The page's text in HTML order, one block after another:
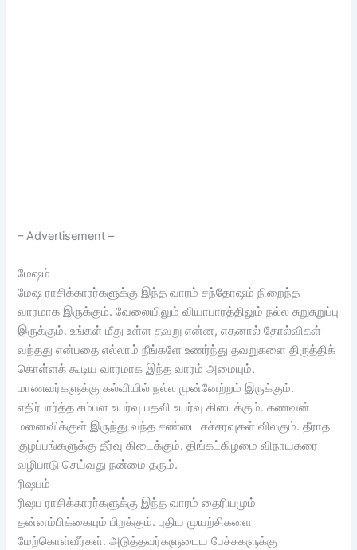
– Advertisement –
மேஷம்
மேஷ ராசிக்காரர்களுக்கு இந்த வாரம் சந்தோஷம் நிறைந்த
வாரமாக இருக்கும். வேலையிலும் வியாபாரத்திலும் நல்ல சுறுசுறுப்பு
இருக்கும். உங்கள் மீது உள்ள தவறு என்ன, எதனால் தோல்விகள்
வந்தது என்பதை எல்லாம் நீங்களே உணர்ந்து தவறுகளை திருத்திக்
கொள்ளக் கூடிய வாரமாக இந்த வாரம் அமையும்.
மாணவர்களுக்கு கல்வியில் நல்ல முன்னேற்றம் இருக்கும்.
எதிர்பார்த்த சம்பள உயர்வு பதவி உயர்வு கிடைக்கும். கணவன்
மனைவிக்குள் இருந்து வந்த சண்டை சச்சரவுகள் விலகும். தீராத
குழப்பங்களுக்கு தீர்வு கிடைக்கும். திங்கட்கிழமை விநாயகரை
வழிபாடு செய்வது நன்மை தரும்.
ரிஷபம்
ரிஷப ராசிக்காரர்களுக்கு இந்த வாரம் தைரியமும்
தன்னம்பிக்கையும் பிறக்கும். புதிய முயற்சிகளை
மேற்கொள்வீர்கள். அடுத்தவர்களுடைய பேச்சுகளுக்கு